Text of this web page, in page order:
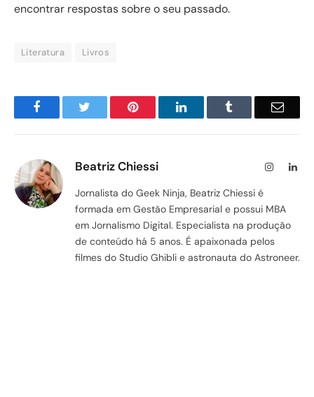
encontrar respostas sobre o seu passado.
Literatura Livros
Facebook Pinterest LinkedIn Email
Beatriz Chiessi Instagram
Jornalista do Geek Ninja, Beatriz Chiessi é
formada em Gestão Empresarial e possui MBA
em Jornalismo Digital. Especialista na produção
de conteúdo há 5 anos. É apaixonada pelos
filmes do Studio Ghibli e astronauta do Astroneer.